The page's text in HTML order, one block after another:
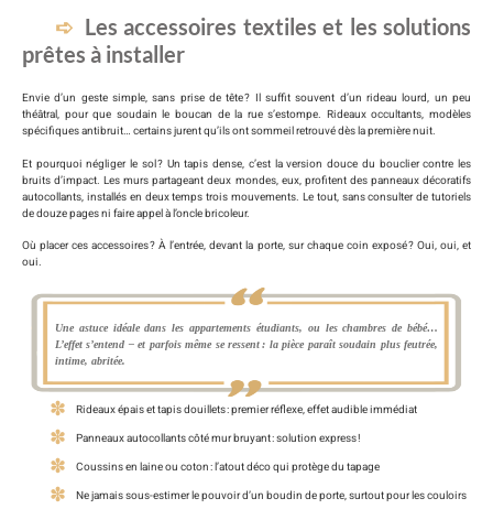
Les accessoires textiles et les solutions
prêtes à installer
Envie d’un geste simple, sans prise de tête ? Il suffit souvent d’un rideau lourd, un peu
théâtral, pour que soudain le boucan de la rue s’estompe. Rideaux occultants, modèles
spécifiques antibruit… certains jurent qu’ils ont sommeil retrouvé dès la première nuit.
Et pourquoi négliger le sol ? Un tapis dense, c’est la version douce du bouclier contre les
bruits d’impact. Les murs partageant deux mondes, eux, profitent des panneaux décoratifs
autocollants, installés en deux temps trois mouvements. Le tout, sans consulter de tutoriels
de douze pages ni faire appel à l’oncle bricoleur.
Où placer ces accessoires ? À l’entrée, devant la porte, sur chaque coin exposé ? Oui, oui, et
oui.
Une astuce idéale dans les appartements étudiants, ou les chambres de bébé…
L’effet s’entend – et parfois même se ressent : la pièce paraît soudain plus feutrée,
intime, abritée.
Rideaux épais et tapis douillets : premier réflexe, effet audible immédiat
Panneaux autocollants côté mur bruyant : solution express !
Coussins en laine ou coton : l’atout déco qui protège du tapage
Ne jamais sous-estimer le pouvoir d’un boudin de porte, surtout pour les couloirs